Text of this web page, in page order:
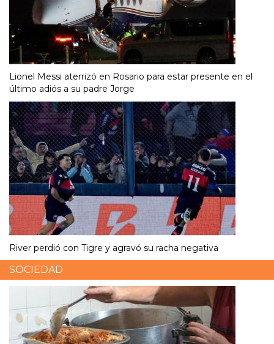
Lionel Messi aterrizó en Rosario para estar presente en el
último adiós a su padre Jorge
River perdió con Tigre y agravó su racha negativa
SOCIEDAD